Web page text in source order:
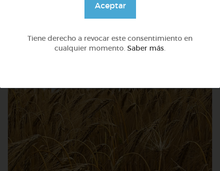
@lolf
Aceptar
Tiene derecho a revocar este consentimiento en
cualquier momento. Saber más.